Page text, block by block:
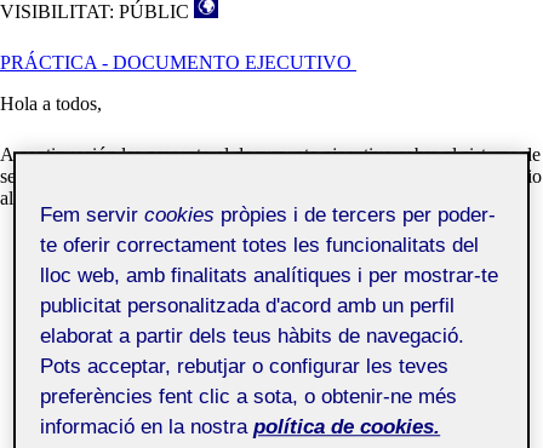
VISIBILITAT: PÚBLIC
PRÁCTICA - DOCUMENTO EJECUTIVO
Hola a todos,
A continuación les presento el documento ejecutivo sobre el sistema de
señalética propuesto para el festival Boreal que se realiza en un espacio
al aire libre en el entorno del Auditorio de Santa Cruz de Tenerife.
Fem servircookies pròpies i de tercers per poder-
te oferir correctament totes les funcionalitats del
lloc web, amb finalitats analítiques i per mostrar-te
publicitat personalitzada d'acord amb un perfil
elaborat a partir dels teus hàbits de navegació.
Pots acceptar, rebutjar o configurar les teves
preferències fent clic a sota, o obtenir-ne més
informació en la nostra política de cookies.